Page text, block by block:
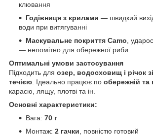
клювання
Годівниця з крилами — швидкий
води при витягуванні
Маскувальне покриття Camo,
— непомітно для обережної риби
Оптимальні умови застосування
Підходить для озер, водосховищ і річок
течією. Ідеально працює по обережній та
карасю, лящу, плотві та ін.
Основні характеристики:
Вага: 70 г
Монтаж: 2 гачки, повністю готовий